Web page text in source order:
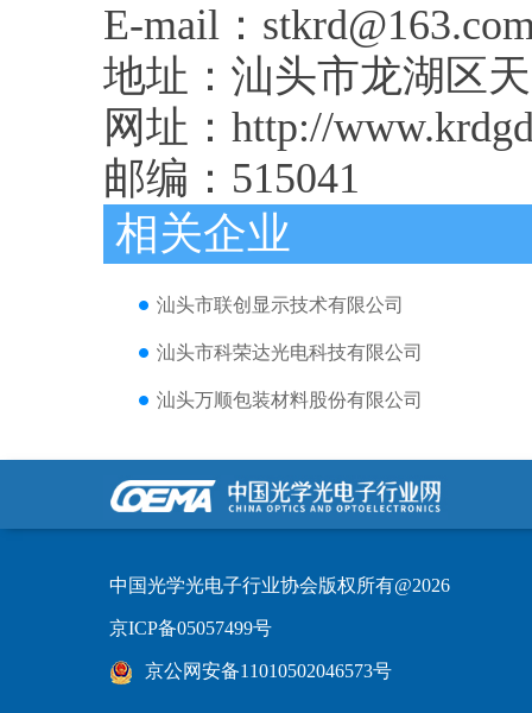
E-mail：
地址：汕头市龙湖区
网址：http://
邮编：515041
相关企业
汕头市联创显示技术有限公司
汕头市科荣达光电科技有限公司
汕头万顺包装材料股份有限公司
中国光学光电子行业协会版权所有@2026
京ICP备05057499号
京公网安备11010502046573号